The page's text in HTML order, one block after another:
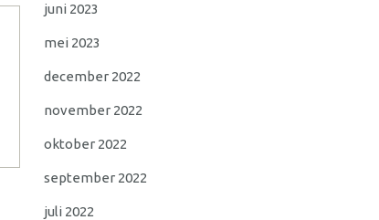
juni 2023
mei 2023
december 2022
november 2022
oktober 2022
september 2022
juli 2022